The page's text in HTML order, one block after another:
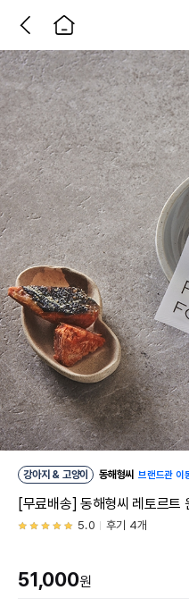
강아지 & 고양이 동해형씨 브랜드관 이
[무료배송] 동해형씨 레토르
5.0 후기 4개
51,000원